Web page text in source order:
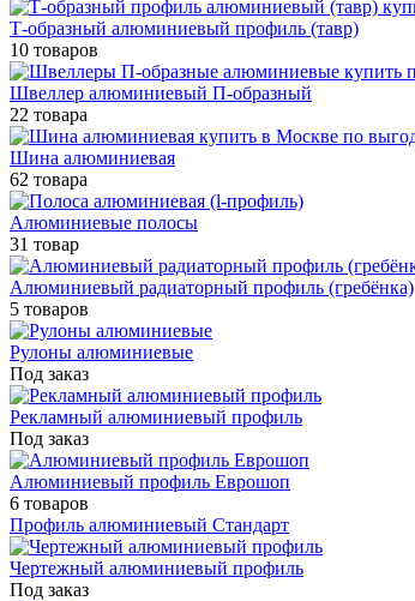
Т-образный алюминиевый профиль (тавр)
10 товаров
Швеллер алюминиевый П-образный
22 товара
Шина алюминиевая
62 товара
Алюминиевые полосы
31 товар
Алюминиевый радиаторный профиль (гребёнка)
5 товаров
Рулоны алюминиевые
Под заказ
Рекламный алюминиевый профиль
Под заказ
Алюминиевый профиль Еврошоп
6 товаров
Профиль алюминиевый Стандарт
Чертежный алюминиевый профиль
Под заказ